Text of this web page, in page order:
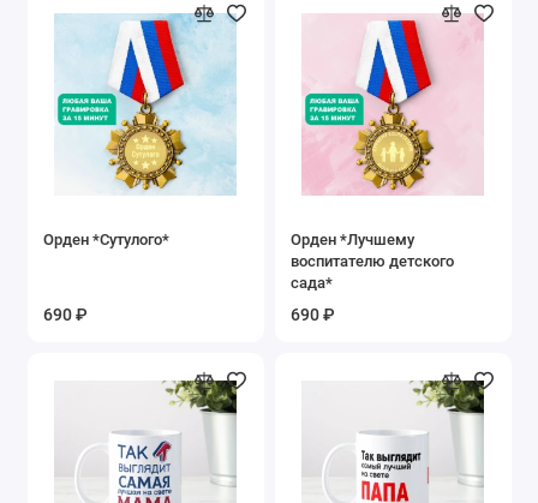
Орден *Сутулого*
690 ₽
Орден *Лучшему
воспитателю детского
сада*
690 ₽